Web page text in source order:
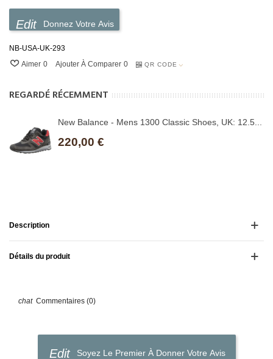
Donnez Votre Avis
NB-USA-UK-293
Aimer 0 Ajouter À Comparer 0 QR CODE
REGARDÉ RÉCEMMENT
New Balance - Mens 1300 Classic Shoes, UK: 12.5...
220,00 €
Description
Détails du produit
Commentaires (0)
Soyez Le Premier À Donner Votre Avis